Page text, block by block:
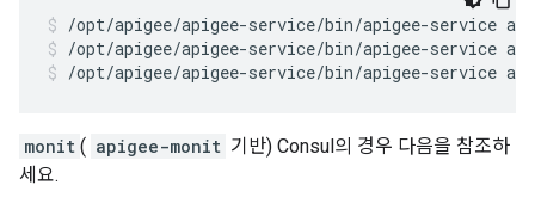
/opt/apigee/apigee-service/bin/apigee-service
/opt/apigee/apigee-service/bin/apigee-service
monit ( apigee-monit 기반) Consul의 경우 다음을 참조하
세요.